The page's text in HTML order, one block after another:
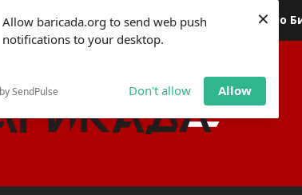
Allow baricada.org to send web push
notifications to your desktop.
SendPulse Don't allow Allow
×
За контакти За реклама Политика относно